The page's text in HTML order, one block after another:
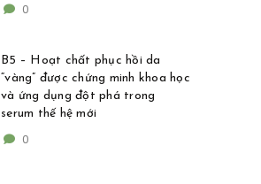
0
B5 – Hoạt chất phục hồi da
“vàng” được chứng minh khoa học
và ứng dụng đột phá trong
serum thế hệ mới
0